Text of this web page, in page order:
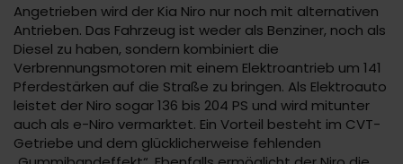
Angetrieben wird der Kia Niro nur noch mit alternativen
Antrieben. Das Fahrzeug ist weder als Benziner, noch als
Diesel zu haben, sondern kombiniert die
Verbrennungsmotoren mit einem Elektroantrieb um 141
Pferdestärken auf die Straße zu bringen. Als Elektroauto
leistet der Niro sogar 136 bis 204 PS und wird mitunter
auch als e-Niro vermarktet. Ein Vorteil besteht im CVT-
Getriebe und dem glücklicherweise fehlenden